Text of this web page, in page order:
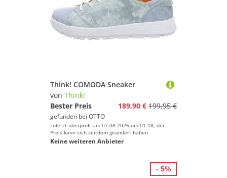
Think! COMODA Sneaker
von Think!
Bester Preis
189,90 € 199,95 €
gefunden bei OTTO
zuletzt überprüft am 07.08.2026 um 01:18; der
Preis kann sich seitdem geändert haben.
Keine weiteren Anbieter
- 5%